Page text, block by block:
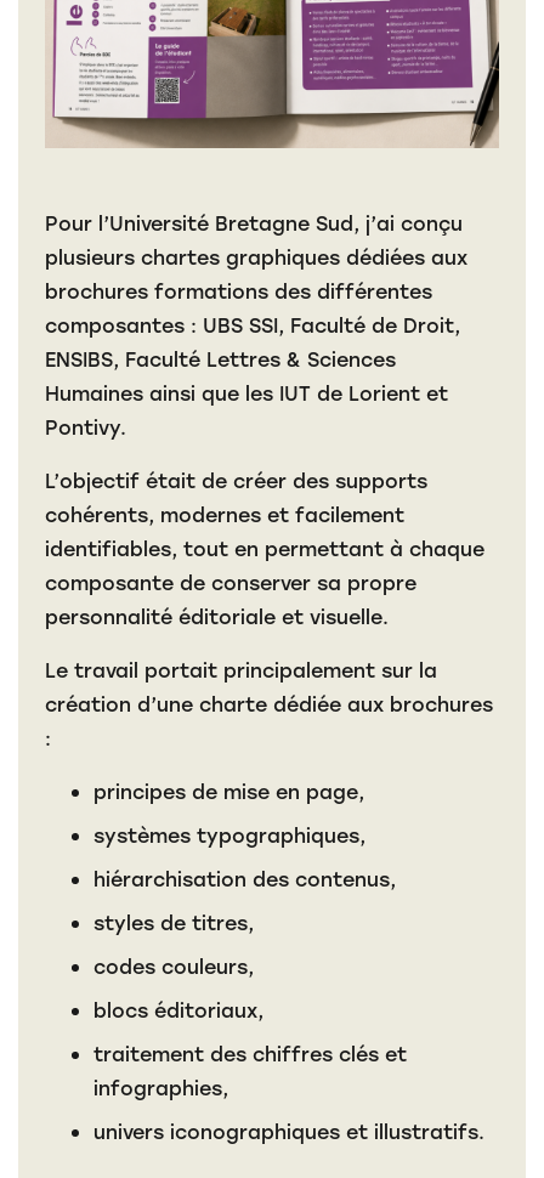
Pour l’Université Bretagne Sud, j’ai conçu
plusieurs chartes graphiques dédiées aux
brochures formations des différentes
composantes : UBS SSI, Faculté de Droit,
ENSIBS, Faculté Lettres & Sciences
Humaines ainsi que les IUT de Lorient et
Pontivy.
L’objectif était de créer des supports
cohérents, modernes et facilement
identifiables, tout en permettant à chaque
composante de conserver sa propre
personnalité éditoriale et visuelle.
Le travail portait principalement sur la
création d’une charte dédiée aux brochures
:
principes de mise en page,
systèmes typographiques,
hiérarchisation des contenus,
styles de titres,
codes couleurs,
blocs éditoriaux,
traitement des chiffres clés et
infographies,
univers iconographiques et illustratifs.